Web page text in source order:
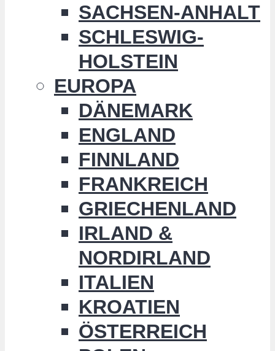
SACHSEN-ANHALT
SCHLESWIG-
HOLSTEIN
EUROPA
DÄNEMARK
ENGLAND
FINNLAND
FRANKREICH
GRIECHENLAND
IRLAND &
NORDIRLAND
ITALIEN
KROATIEN
ÖSTERREICH